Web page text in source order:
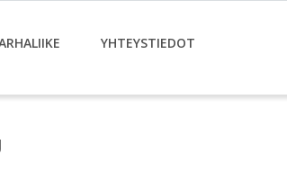
YHTEYSTIEDOT